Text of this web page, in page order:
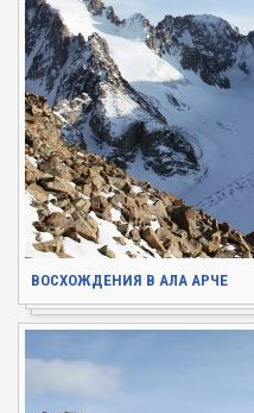
ВОСХОЖДЕНИЯ В АЛА АРЧЕ